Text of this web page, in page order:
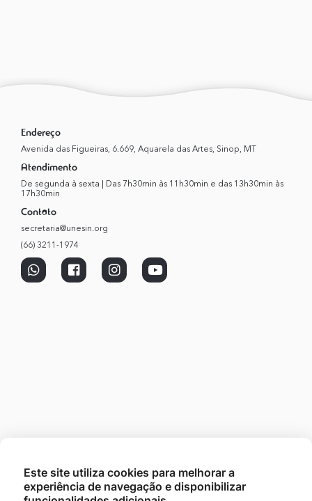
Endereço
Avenida das Figueiras, 6.669, Aquarela das Artes, Sinop, MT
Atendimento
De segunda à sexta | Das 7h30min às 11h30min e das 13h30min às
17h30min
Contato
secretaria@unesin.org
(66) 3211-1974
Este site utiliza cookies para melhorar a
experiência de navegação e disponibilizar